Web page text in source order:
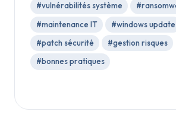
#vulnérabilités système
#maintenance IT
#windows update
#patch sécurité
#gestion risques
#bonnes pratiques